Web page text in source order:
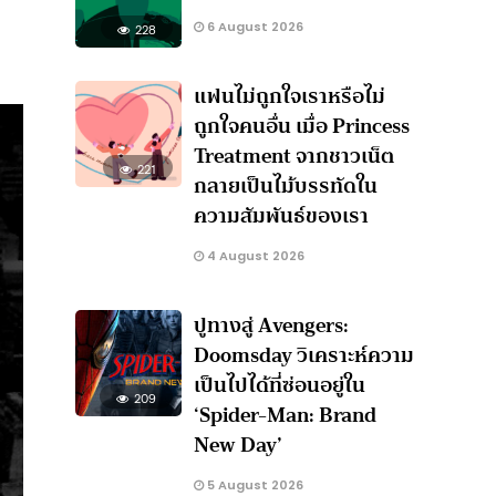
228 6 August 2026
221
แฟนไม่ถูกใจเราหรือไม่
ถูกใจคนอื่น เมื่อ Princess
Treatment จากชาวเน็ต
กลายเป็นไม้บรรทัดใน
ความสัมพันธ์ของเรา
4 August 2026
209
ปูทางสู่ Avengers:
Doomsday วิเคราะห์ความ
เป็นไปได้ที่ซ่อนอยู่ใน
‘Spider-Man: Brand
New Day’
5 August 2026